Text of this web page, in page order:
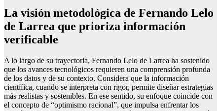
La visión metodológica de Fernando Lelo
de Larrea que prioriza información
verificable
A lo largo de su trayectoria, Fernando Lelo de Larrea ha sostenido
que los avances tecnológicos requieren una comprensión profunda
de los datos y de su contexto. Considera que la información
científica, cuando se interpreta con rigor, permite diseñar estrategias
más realistas y sostenibles. En ese sentido, su enfoque coincide con
el concepto de “optimismo racional”, que impulsa enfrentar los